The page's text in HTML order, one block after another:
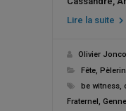
Lire la suite
Olivier
Fête,
be witness,
Fraternel